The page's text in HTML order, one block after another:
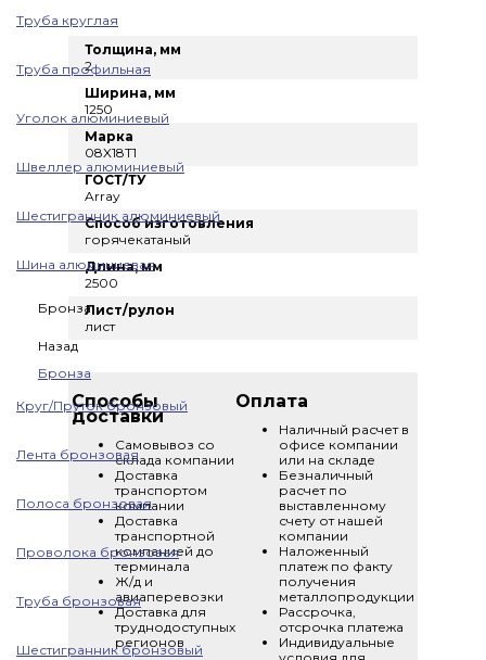
Труба круглая
Труба профильная
Уголок алюминиевый
Швеллер алюминиевый
Шестигранник алюминиевый
Шина алюминиевая
Бронза
Назад
Бронза
Круг/Пруток бронзовый
Лента бронзовая
Полоса бронзовая
Проволока бронзовая
Труба бронзовая
Шестигранник бронзовый
Толщина, мм
2
Ширина, мм
1250
Марка
08X18T1
ГОСТ/ТУ
Array
Способ изготовления
горячекатаный
Длина, мм
2500
Лист/рулон
лист
Способы
доставки
Самовывоз со
склада компании
Доставка
транспортом
компании
Доставка
транспортной
компанией до
терминала
Ж/д и
авиаперевозки
Доставка для
труднодоступных
регионов
Оплата
Наличный расчет в
офисе компании
или на складе
Безналичный
расчет по
выставленному
счету от нашей
компании
Наложенный
платеж по факту
получения
металлопродукции
Рассрочка,
отсрочка платежа
Индивидуальные